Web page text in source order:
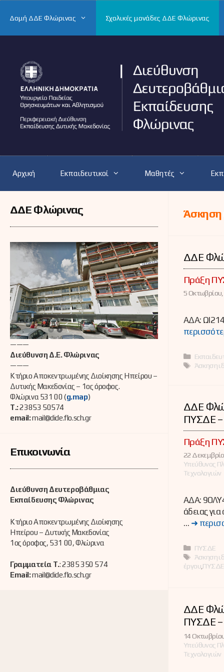
Δομή ΔΔΕ Φλώρινας Σχολικές μονάδες ΔΔΕ Φλώρινας
Αρχική Εκπαιδευτικοί Μαθητές
Άσκηση
ΔΔΕ
Πράξη
5
ΑΔΑ:
Ετικέτες
Άσκηση
ΔΔΕ
ΠΥΣΔΕ –
Πράξη
22
Υπεύθυνος
Τεχνολογιών
ΑΔΑ:
άδειας
… ➜
Κατηγορίες
ΠΥΣΔΕ
Ετικέτες
Άσκηση
έργου ΠΥΣΔΕ
ΔΔΕ
ΠΥΣΔΕ –
14
Υπεύθυνος
Τεχνολογιών
ΔΔΕ Φλώρινας
———
Διεύθυνση Δ.Ε. Φλώρινας
———
Κτήριο Αποκεντρωμένης Διοίκησης Ηπείρου –
Δυτικής Μακεδονίας – 1ος όροφος.
Φλώρινα 531 00 (g.map)
Τ.:23853 50574
email:mail@dide.flo.sch.gr
Επικοινωνία
Διεύθυνση Δευτεροβάθμιας
Εκπαίδευσης Φλώρινας
Κτήριο Αποκεντρωμένης Διοίκησης
Ηπείρου – Δυτικής Μακεδονίας
1ος όροφος, 531 00, Φλώρινα
Γραμματεία Τ.: 2385 350 574
Email:mail@dide.flo.sch.gr